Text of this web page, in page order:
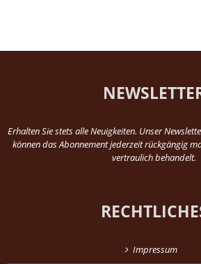
Erhalten Sie stets alle Neuigkeiten. Unser
können das Abonnement jederzeit rückgängig
vertraulich behandelt.
Impressum